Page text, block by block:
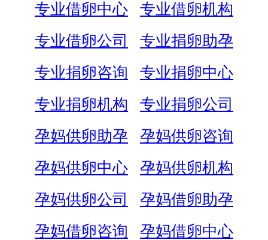
专业借卵中心
专业借卵机构
专业借卵公司
专业捐卵助孕
专业捐卵咨询
专业捐卵中心
专业捐卵机构
专业捐卵公司
孕妈供卵助孕
孕妈供卵咨询
孕妈供卵中心
孕妈供卵机构
孕妈供卵公司
孕妈借卵助孕
孕妈借卵咨询
孕妈借卵中心